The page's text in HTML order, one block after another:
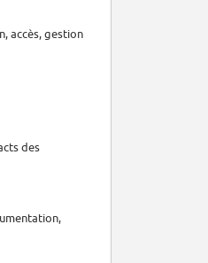
accès, gestion
des